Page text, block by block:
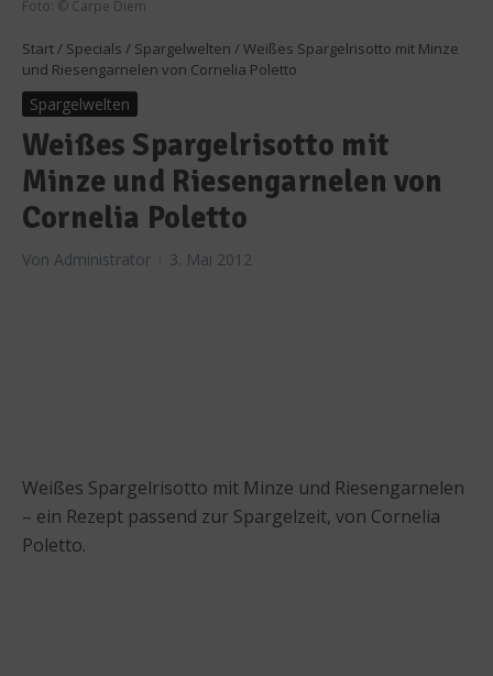
Foto: © Carpe Diem
Start / Specials / Spargelwelten / Weißes Spargelrisotto mit Minze
und Riesengarnelen von Cornelia Poletto
Spargelwelten
Weißes Spargelrisotto mit
Minze und Riesengarnelen von
Cornelia Poletto
Von Administrator 3. Mai 2012
Weißes Spargelrisotto mit Minze und Riesengarnelen
– ein Rezept passend zur Spargelzeit, von Cornelia
Poletto.